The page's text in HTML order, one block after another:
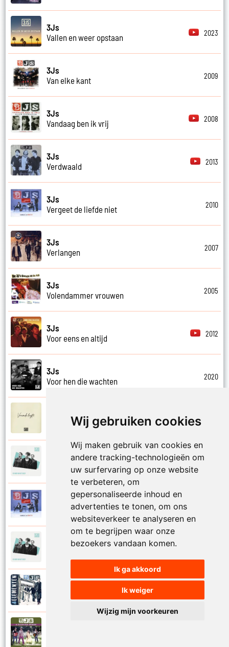
Wij gebruiken cookies
Wij maken gebruik van cookies en
andere tracking-technologieën om
uw surfervaring op onze website
te verbeteren, om
gepersonaliseerde inhoud en
advertenties te tonen, om ons
websiteverkeer te analyseren en
om te begrijpen waar onze
bezoekers vandaan komen.
Ik ga akkoord
Ik weiger
Wijzig mijn voorkeuren
3Js
Vallen en weer opstaan
2023
3Js
Van elke kant
2009
3Js
Vandaag ben ik vrij
2008
3Js
Verdwaald
2013
3Js
Vergeet de liefde niet
2010
3Js
Verlangen
2007
3Js
Volendammer vrouwen
2005
3Js
Voor eens en altijd
2012
3Js
Voor hen die wachten
2020
Vreemde leegte
Waarom zou je gaan
2020
Wacht op mij